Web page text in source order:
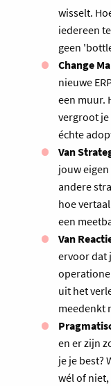
wisselt.
iedereen
geen
Change
nieuwe
een muur.
vergroot je
échte
Van
jouw
andere
hoe
een
Van
ervoor dat
uit het
meedenkt
en er zijn
je je best?
wél of niet,